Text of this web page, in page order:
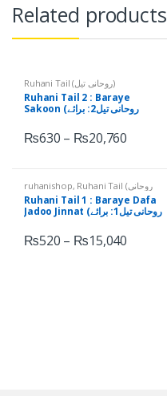
Related products
Ruhani Tail (روحانی تیل)
Ruhani Tail 2 : Baraye
Sakoon (روحانی تیل2: برائے
₨630 – ₨20,760
ruhanishop, Ruhani Tail (روحانی
Ruhani Tail 1 : Baraye Dafa
Jadoo Jinnat (روحانی تیل1: برائے
₨520 – ₨15,040